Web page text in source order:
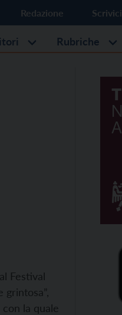
Redazione Scrivici
Rubriche
Festival
la quale